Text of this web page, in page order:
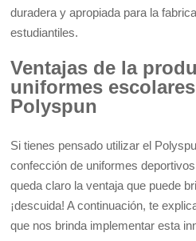
duradera y apropiada para la
estudiantiles.
Ventajas de la
uniformes
Polyspun
Si tienes pensado utilizar el
confección de uniformes
queda claro la ventaja que puede
¡descuida! A continuación, te
que nos brinda implementar esta